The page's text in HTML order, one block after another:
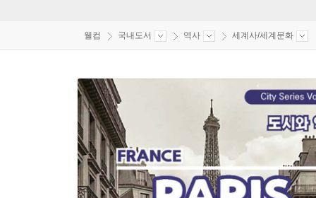
웰컴 국내도서 역사 세계사/세계문화